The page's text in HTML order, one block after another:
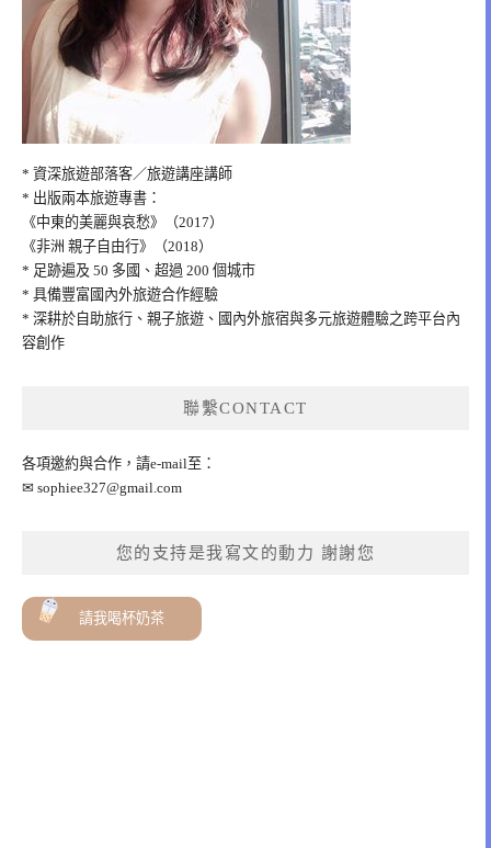
* 資深旅遊部落客／旅遊講座講師
* 出版兩本旅遊專書：
《中東的美麗與哀愁》（2017）
《非洲 親子自由行》（2018）
* 足跡遍及 50 多國、超過 200 個城市
* 具備豐富國內外旅遊合作經驗
* 深耕於自助旅行、親子旅遊、國內外旅宿與多元旅遊體驗之跨平台內
容創作
聯繫CONTACT
各項邀約與合作，請e-mail至：
✉ sophiee327@gmail.com
您的支持是我寫文的動力 謝謝您
請我喝杯奶茶